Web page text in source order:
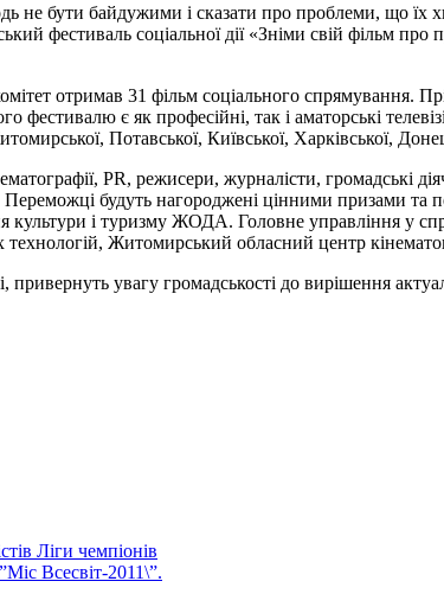
бути байдужими і сказати про проблеми, що їх
фестиваль соціальної дії «Зніми свій фільм
отримав 31 фільм соціального
фестивалю є як професійні, так і аматорські
Потавської, Київської, Харківської,
PR, режисери, журналісти, громадські
Переможці будуть нагороджені цінними призами
культури і туризму ЖОДА. Головне управління у
Житомирський обласний центр
привернуть увагу громадськості до вирішення
Ліги чемпіонів
Всесвіт-2011\”.